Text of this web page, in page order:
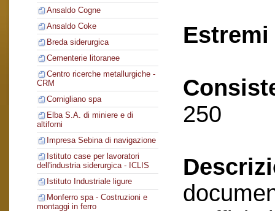
Ansaldo Cogne
Ansaldo Coke
Breda siderurgica
Cementerie litoranee
Centro ricerche metallurgiche -
CRM
Cornigliano spa
Elba S.A. di miniere e di
altiforni
Impresa Sebina di navigazione
Istituto case per lavoratori
dell'industria siderurgica - ICLIS
Istituto Industriale ligure
Monferro spa - Costruzioni e
montaggi in ferro
250